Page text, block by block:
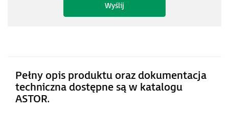
Pełny opis produktu oraz dokumentacja
techniczna dostępne są w katalogu
ASTOR.